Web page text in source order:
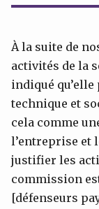
À la suite de
activités de la
indiqué qu’elle
technique et
cela comme
l’entreprise et
justifier les
commission
[défenseurs